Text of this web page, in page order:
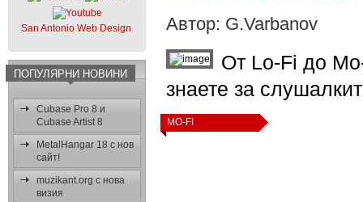
San Antonio Web Design
ПОПУЛЯРНИ НОВИНИ
Cubase Pro 8 и
Cubase Artist 8
MetalHangar 18 с нов
сайт!
muzikant.org с нова
визия
Автор: G.Varbanov
MO-FI
От Lo-Fi до
знаете за